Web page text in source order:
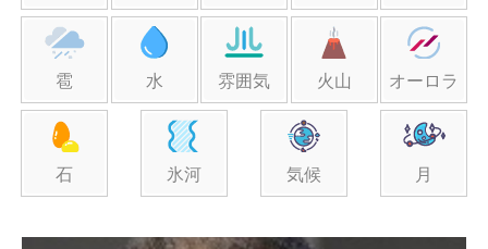
雹 水 雰囲気 火山 オーロラ
石 氷河 気候 月